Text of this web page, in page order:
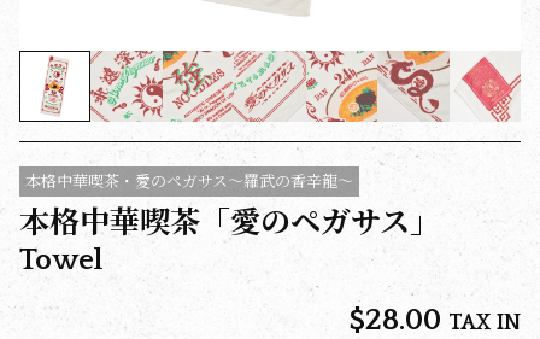
本格中華喫茶・愛のペガサス～羅武の香辛龍～
本格中華喫茶「愛のペガサス」
Towel
$‌28.00 TAX IN